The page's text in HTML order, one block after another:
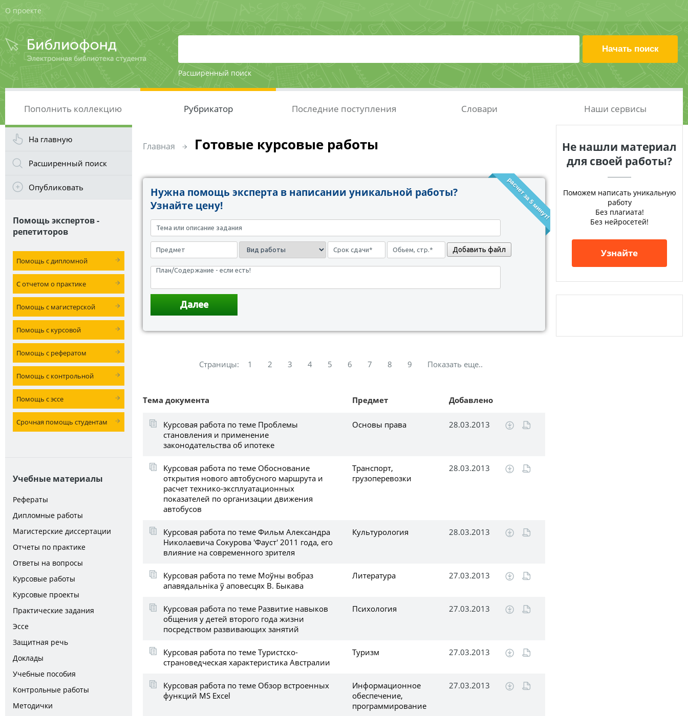
О проекте
Расширенный поиск
Пополнить коллекцию Рубрикатор Последние поступления Словари Наши сервисы
На главную
Расширенный поиск
Опубликовать
Помощь экспертов -
репетиторов
Помощь с дипломной
С отчетом о практике
Помощь с магистерской
Помощь с курсовой
Помощь с рефератом
Помощь с контрольной
Помощь с эссе
Срочная помощь студентам
Учебные материалы
Рефераты
Дипломные работы
Магистерские диссертации
Отчеты по практике
Ответы на вопросы
Курсовые работы
Курсовые проекты
Практические задания
Эссе
Защитная речь
Доклады
Учебные пособия
Контрольные работы
Методички
Главная Готовые курсовые работы
расчет за 5 минут!
Нужна помощь эксперта в написании уникальной работы?
Узнайте цену!
Добавить файл
Страницы: 1 2 3 4 5 6 7 8 9 Показать еще..
Тема документа Предмет Добавлено
Курсовая работа по теме Проблемы
становления и применение
законодательства об ипотеке
Основы права 28.03.2013
Курсовая работа по теме Обоснование
открытия нового автобусного маршрута и
расчет технико-эксплуатационных
показателей по организации движения
автобусов
Транспорт,
грузоперевозки
28.03.2013
Курсовая работа по теме Фильм Александра
Николаевича Сокурова 'Фауст' 2011 года, его
влияние на современного зрителя
Культурология 28.03.2013
Курсовая работа по теме Моўны вобраз
апавядальніка ў аповесцях В. Быкава
Литература 27.03.2013
Курсовая работа по теме Развитие навыков
общения у детей второго года жизни
посредством развивающих занятий
Психология 27.03.2013
Курсовая работа по теме Туристско-
страноведческая характеристика Австралии
Туризм 27.03.2013
Курсовая работа по теме Обзор встроенных
функций MS Excel
Информационное
обеспечение,
программирование
27.03.2013
Не нашли материал
для своей работы?
Поможем написать уникальную
работу
Без плагиата!
Без нейросетей!
Узнайте